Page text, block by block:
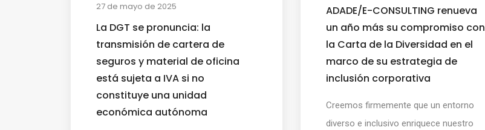
ADADE/E-CONSULTING renueva
un año más su compromiso con
la Carta de la Diversidad en el
marco de su estrategia de
inclusión corporativa
Creemos firmemente que un entorno
diverso e inclusivo enriquece nuestro
27 de mayo de 2025
La DGT se pronuncia: la
transmisión de cartera de
seguros y material de oficina
está sujeta a IVA si no
constituye una unidad
económica autónoma